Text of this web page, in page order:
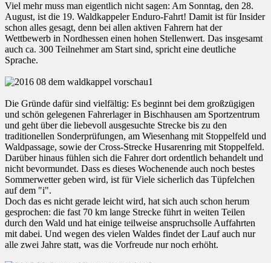
Viel mehr muss man eigentlich nicht sagen: Am Sonntag, den 28.
August, ist die 19. Waldkappeler Enduro-Fahrt! Damit ist für Insider
schon alles gesagt, denn bei allen aktiven Fahrern hat der
Wettbewerb in Nordhessen einen hohen Stellenwert. Das insgesamt
auch ca. 300 Teilnehmer am Start sind, spricht eine deutliche
Sprache.
Die Gründe dafür sind vielfältig: Es beginnt bei dem großzügigen
und schön gelegenen Fahrerlager in Bischhausen am Sportzentrum
und geht über die liebevoll ausgesuchte Strecke bis zu den
traditionellen Sonderprüfungen, am Wiesenhang mit Stoppelfeld und
Waldpassage, sowie der Cross-Strecke Husarenring mit Stoppelfeld.
Darüber hinaus fühlen sich die Fahrer dort ordentlich behandelt und
nicht bevormundet. Dass es dieses Wochenende auch noch bestes
Sommerwetter geben wird, ist für Viele sicherlich das Tüpfelchen
auf dem "i".
Doch das es nicht gerade leicht wird, hat sich auch schon herum
gesprochen: die fast 70 km lange Strecke führt in weiten Teilen
durch den Wald und hat einige teilweise anspruchsolle Auffahrten
mit dabei. Und wegen des vielen Waldes findet der Lauf auch nur
alle zwei Jahre statt, was die Vorfreude nur noch erhöht.